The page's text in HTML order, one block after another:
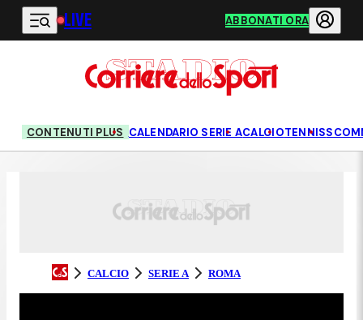
Vai al contenuto principale
LIVE ABBONATI ORA
CONTENUTI PLUS CALENDARIO SERIE ACALCIOTENNIS
CALCIO SERIE A ROMA